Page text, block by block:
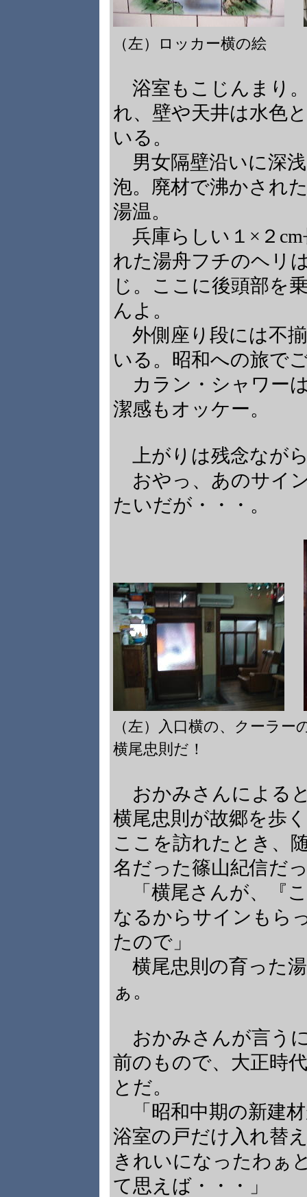
（左）ロッカー横の絵
浴室もこじんまり
れ、壁や天井は水色
いる。
男女隔壁沿いに深
泡。廃材で沸かされ
湯温。
兵庫らしい１×２
れた湯舟フチのヘリ
じ。ここに後頭部を
んよ。
外側座り段には不
いる。昭和への旅で
カラン・シャワー
潔感もオッケー。
上がりは残念なが
おやっ、あのサイ
たいだが・・・。
（左）入口横の、クー
横尾忠則だ！
おかみさんによる
横尾忠則が故郷を歩
ここを訪れたとき、
名だった篠山紀信だ
「横尾さんが、『
なるからサインもら
たので」
横尾忠則の育った
ぁ。
おかみさんが言う
前のもので、大正時
とだ。
「昭和中期の新建
浴室の戸だけ入れ替
きれいになったわぁ
て思えば・・・」